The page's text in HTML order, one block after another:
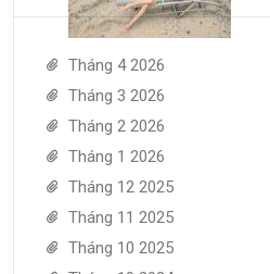
Tháng 4 2026
Tháng 3 2026
Tháng 2 2026
Tháng 1 2026
Tháng 12 2025
Tháng 11 2025
Tháng 10 2025